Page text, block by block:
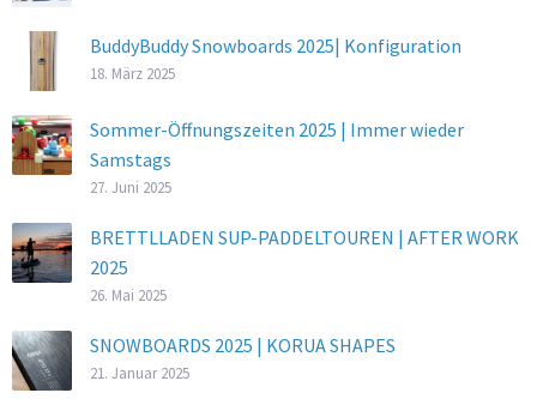
BuddyBuddy Snowboards 2025| Konfiguration
18. März 2025
Sommer-Öffnungszeiten 2025 | Immer wieder
Samstags
27. Juni 2025
BRETTLLADEN SUP-PADDELTOUREN | AFTER WORK
2025
26. Mai 2025
SNOWBOARDS 2025 | KORUA SHAPES
21. Januar 2025